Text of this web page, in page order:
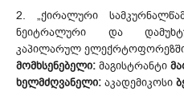
2. „ქირალური
ნეიტრალური და
კაპილარულ
მომხსენებელი: მაგისტრანტი
ხელმძღვანელი: აკადემიკოსი